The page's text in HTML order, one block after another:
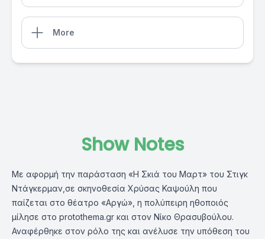
More
Show Notes
Με αφορμή την παράσταση «Η Σκιά του Μαρτ» του Στιγκ
Ντάγκερμαν,σε σκηνοθεσία Χρύσας Καψούλη που
παίζεται στο θέατρο «Αργώ», η πολύπειρη ηθοποιός
μίλησε στο protothema.gr και στον Νίκο Θρασυβούλου.
Αναφέρθηκε στον ρόλο της και ανέλυσε την υπόθεση του